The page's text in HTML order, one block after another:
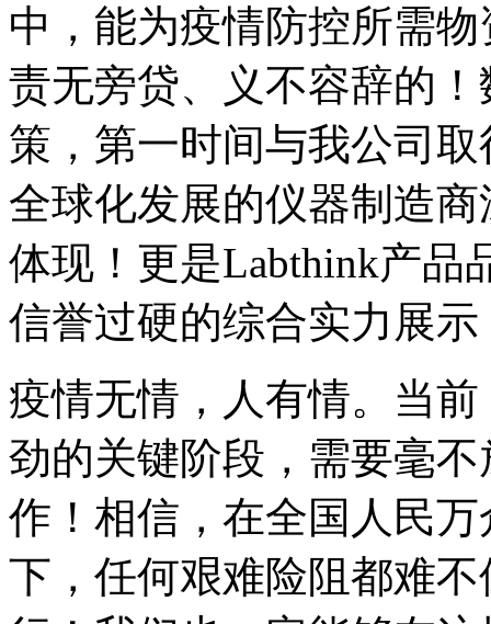
中，能为疫情防控所需
责无旁贷、义不容辞的
策，第一时间与我公司
全球化发展的仪器制造
体现！更是Labthink产品
信誉过硬的综合实力展示
疫情无情，人有情。当
劲的关键阶段，需要毫
作！相信，在全国人民
下，任何艰难险阻都难